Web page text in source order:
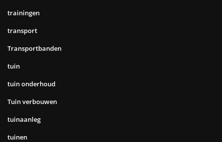
trainingen
transport
Transportbanden
tuin
tuin onderhoud
Tuin verbouwen
tuinaanleg
tuinen